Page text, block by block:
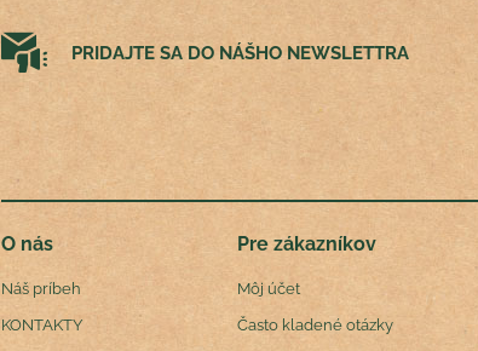
PRIDAJTE SA DO NÁŠHO NEWSLETTRA
O nás
Náš príbeh
KONTAKTY
Pre zákazníkov
Môj účet
Často kladené otázky